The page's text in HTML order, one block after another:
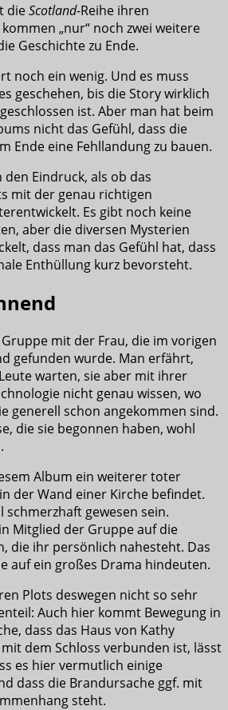
dieScotland-Reihe ihren
„nur“ noch zwei weitere
Geschichte zu Ende.
noch ein wenig. Und es muss
geschehen, bis die Story wirklich
ist. Aber man hat beim
nicht das Gefühl, dass die
Ende eine Fehllandung zu bauen.
Eindruck, als ob das
mit der genau richtigen
Es gibt noch keine
aber die diversen Mysterien
dass man das Gefühl hat, dass
Enthüllung kurz bevorsteht.
mit der Frau, die im vorigen
gefunden wurde. Man erfährt,
warten, sie aber mit ihrer
nicht genau wissen, wo
generell schon angekommen sind.
die sie begonnen haben, wohl
Album ein weiterer toter
der Wand einer Kirche befindet.
schmerzhaft gewesen sein.
Mitglied der Gruppe auf die
die ihr persönlich nahesteht. Das
auf ein großes Drama hindeuten.
Plots deswegen nicht so sehr
Auch hier kommt Bewegung in
dass das Haus von Kathy
dem Schloss verbunden ist, lässt
es hier vermutlich einige
dass die Brandursache ggf. mit
steht.